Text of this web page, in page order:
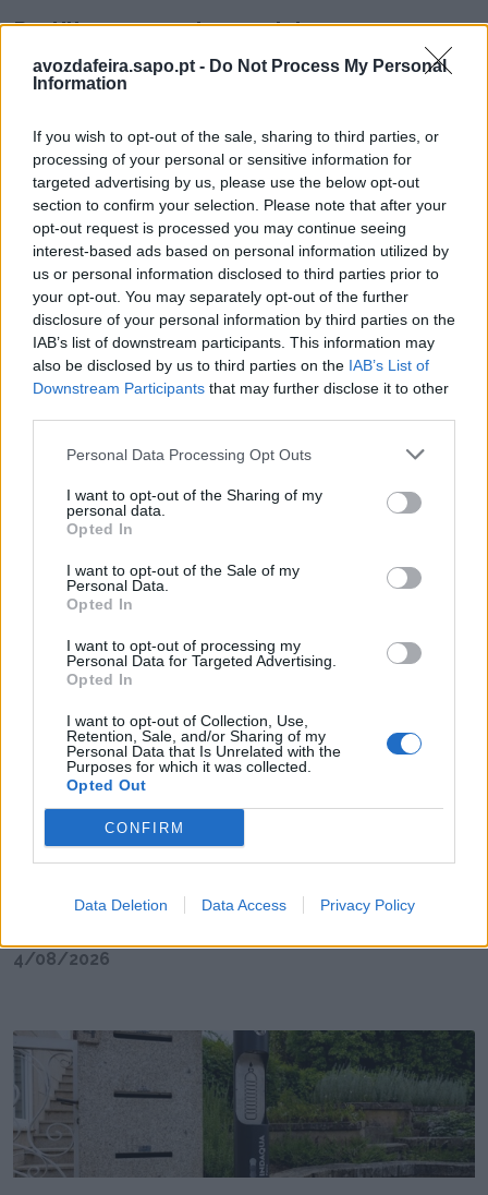
avozdafeira.sapo.pt - Do Not Process My Personal
Information
If you wish to opt-out of the sale, sharing to third parties, or
processing of your personal or sensitive information for
targeted advertising by us, please use the below opt-out
section to confirm your selection. Please note that after your
opt-out request is processed you may continue seeing
interest-based ads based on personal information utilized by
us or personal information disclosed to third parties prior to
your opt-out. You may separately opt-out of the further
disclosure of your personal information by third parties on the
IAB’s list of downstream participants. This information may
also be disclosed by us to third parties on the IAB’s List of
Downstream Participants that may further disclose it to other
Personal Data Processing Opt Outs
I want to opt-out of the Sharing of my
personal data.
Opted In
I want to opt-out of the Sale of my
Personal Data.
Opted In
I want to opt-out of processing my
Personal Data for Targeted Advertising.
Opted In
I want to opt-out of Collection, Use,
Retention, Sale, and/or Sharing of my
Personal Data that Is Unrelated with the
Purposes for which it was collected.
Opted Out
CONFIRM
Data Deletion Data Access Privacy Policy
Partilhar nas redes sociais
Últimas Notícias
Radares de Velocidade | Feira | agosto 2026
Feirense Beeceler apresenta equipa para a Volta
4/08/2026